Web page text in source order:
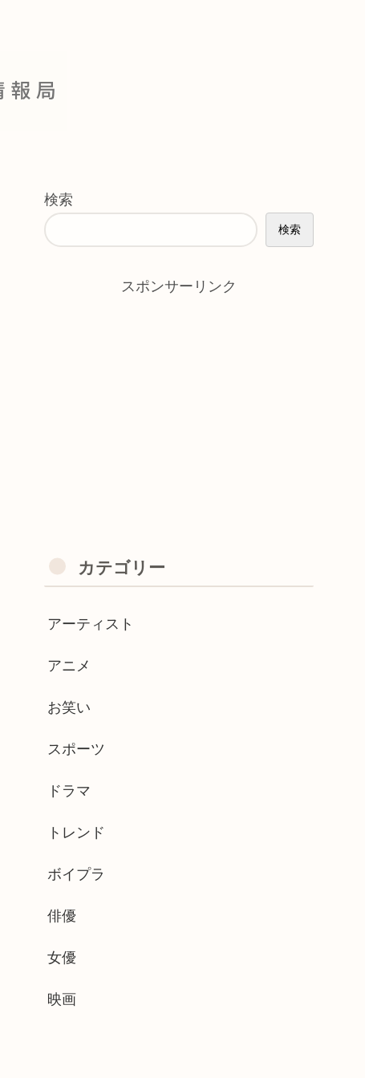
検索
検索
スポンサーリンク
カテゴリー
アーティスト
アニメ
お笑い
スポーツ
ドラマ
トレンド
ボイプラ
俳優
女優
映画